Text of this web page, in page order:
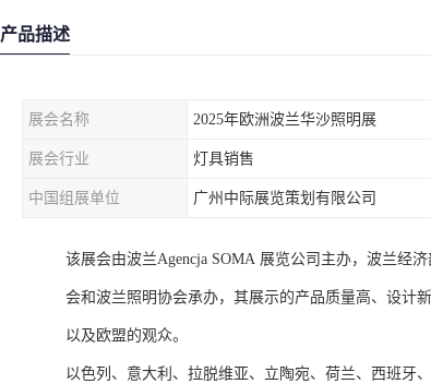
产品描述
展会名称 2025年欧洲波兰华沙照明展
展会行业 灯具销售
中国组展单位 广州中际展览策划有限公司
该展会由波兰Agencja SOMA 展览公司主办，波兰经
会和波兰照明协会承办，其展示的产品质量高、设计
以及欧盟的观众。
以色列、意大利、拉脱维亚、立陶宛、荷兰、西班牙